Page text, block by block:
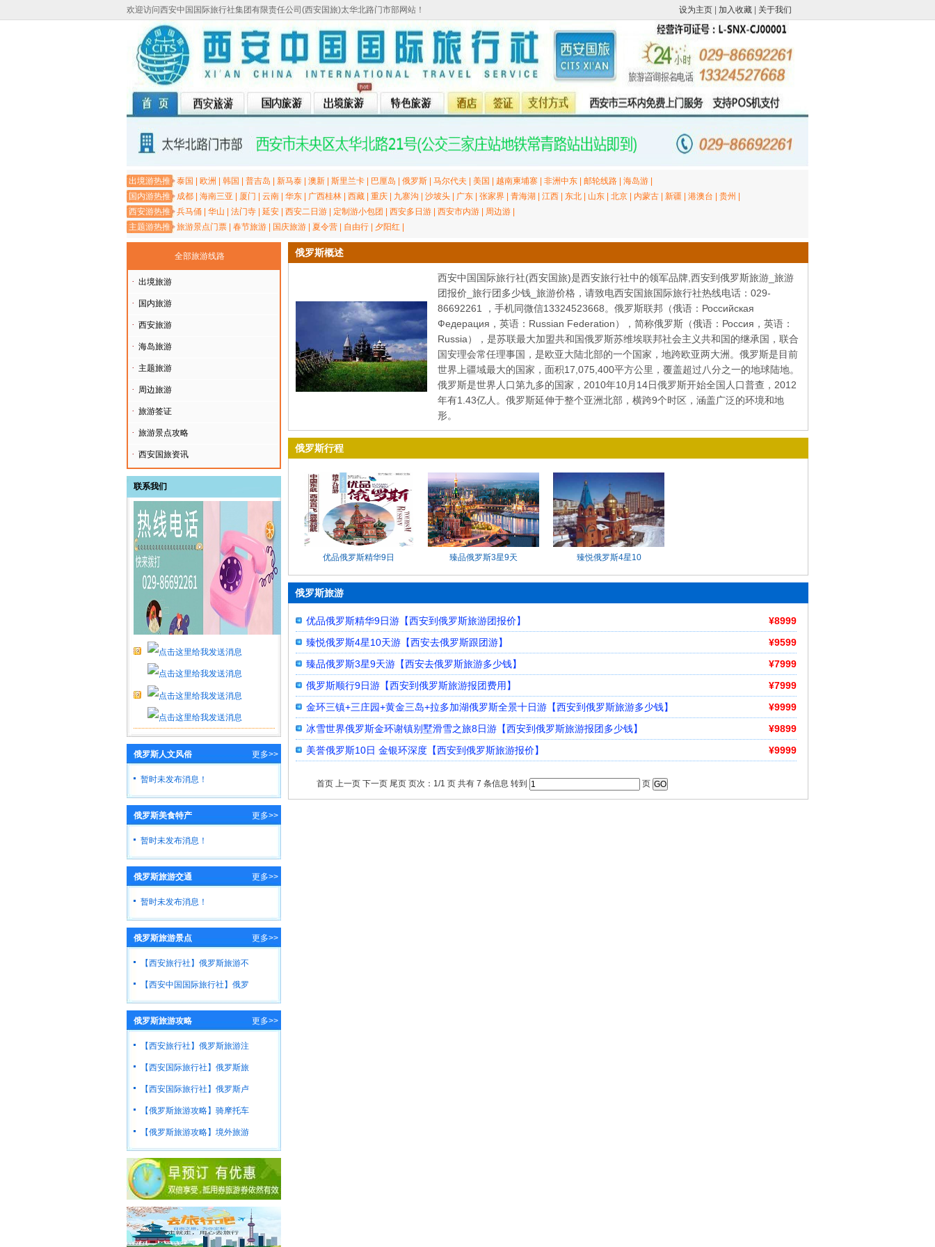
欢迎访问西安中国国际旅行社集团有限责任公司(西安国旅)太华北路门市部网站！ 设为主页 加入收藏 关于我们
出境游热推泰国 欧洲 韩国 普吉岛 新马泰 澳新 斯里兰卡 巴厘岛 俄罗斯 马尔代夫 美国 越南柬埔寨 非洲中东 邮轮线路 海岛游
国内游热推 成都 海南三亚 厦门 云南 华东 广西桂林 西藏 重庆 九寨沟 沙坡头 广东 张家界 青海湖 江西 东北 山东 北京 内蒙古 新疆 港澳台 贵州
西安游热推兵马俑 华山 法门寺 延安 西安二日游 定制游小包团 西安多日游 西安市内游 周边游
主题游热推旅游景点门票 春节旅游 国庆旅游 夏令营 自由行 夕阳红
全部旅游线路
· 出境旅游
· 国内旅游
· 西安旅游
· 海岛旅游
· 主题旅游
· 周边旅游
· 旅游签证
· 旅游景点攻略
· 西安国旅资讯
联系我们
俄罗斯人文风俗 更多>>
暂时未发布消息！
俄罗斯美食特产 更多>>
暂时未发布消息！
俄罗斯旅游交通 更多>>
暂时未发布消息！
俄罗斯旅游景点 更多>>
【西安旅行社】俄罗斯旅游不
【西安中国国际旅行社】俄罗
俄罗斯旅游攻略 更多>>
【西安旅行社】俄罗斯旅游注
【西安国际旅行社】俄罗斯旅
【西安国际旅行社】俄罗斯卢
【俄罗斯旅游攻略】骑摩托车
【俄罗斯旅游攻略】境外旅游
俄罗斯概述
西安中国国际旅行社(西安国旅)是西安旅行社中的领军品牌,西安到俄罗斯旅游_旅游
团报价_旅行团多少钱_旅游价格，请致电西安国旅国际旅行社热线电话：029-
86692261 ，手机同微信13324523668。俄罗斯联邦（俄语：Российская
Федерация，英语：Russian Federation），简称俄罗斯（俄语：Россия，英语：
Russia），是苏联最大加盟共和国俄罗斯苏维埃联邦社会主义共和国的继承国，联合
国安理会常任理事国，是欧亚大陆北部的一个国家，地跨欧亚两大洲。俄罗斯是目前
世界上疆域最大的国家，面积17,075,400平方公里，覆盖超过八分之一的地球陆地。
俄罗斯是世界人口第九多的国家，2010年10月14日俄罗斯开始全国人口普查，2012
年有1.43亿人。俄罗斯延伸于整个亚洲北部，横跨9个时区，涵盖广泛的环境和地
形。
俄罗斯行程
优品俄罗斯精华9日 臻品俄罗斯3星9天 臻悦俄罗斯4星10
俄罗斯旅游
优品俄罗斯精华9日游【西安到俄罗斯旅游团报价】
¥8999
臻悦俄罗斯4星10天游【西安去俄罗斯跟团游】
¥9599
臻品俄罗斯3星9天游【西安去俄罗斯旅游多少钱】
¥7999
俄罗斯顺行9日游【西安到俄罗斯旅游报团费用】
¥7999
金环三镇+三庄园+黄金三岛+拉多加湖俄罗斯全景十日游【西安到俄罗斯旅游多少钱】
¥9999
冰雪世界俄罗斯金环谢镇别墅滑雪之旅8日游【西安到俄罗斯旅游报团多少钱】
¥9899
美誉俄罗斯10日 金银环深度【西安到俄罗斯旅游报价】
¥9999
首页 上一页 下一页 尾页 页次：1/1 页 共有 7 条信息 转到 页